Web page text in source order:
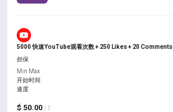
5000 快速YouTube观看次数 + 250 Likes + 20 Comments
$ 50.00 / 1
担保
Min Max
开始时间
速度